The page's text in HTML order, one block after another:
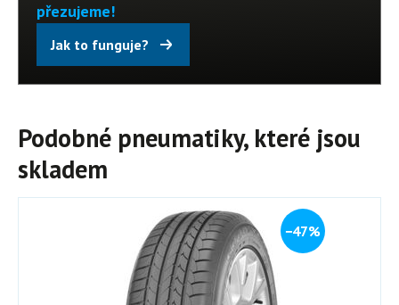
přezujeme!
Jak to funguje?
Podobné pneumatiky, které jsou
skladem
−47%